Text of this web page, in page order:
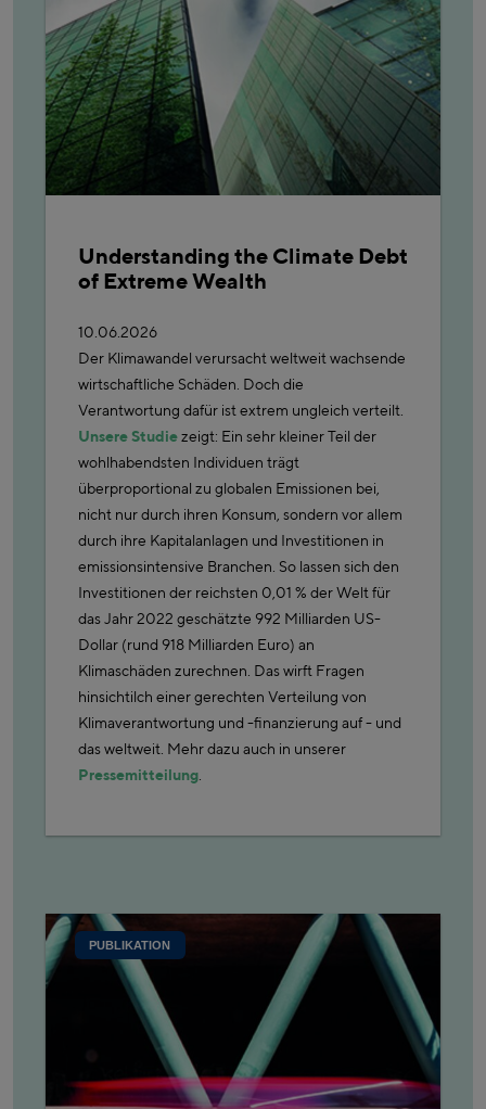
Understanding the Climate Debt
of Extreme Wealth
10.06.2026
Der Klimawandel verursacht weltweit wachsende
wirtschaftliche Schäden. Doch die
Verantwortung dafür ist extrem ungleich verteilt.
Unsere Studiezeigt: Ein sehr kleiner Teil der
wohlhabendsten Individuen trägt
überproportional zu globalen Emissionen bei,
nicht nur durch ihren Konsum, sondern vor allem
durch ihre Kapitalanlagen und Investitionen in
emissionsintensive Branchen. So lassen sich den
Investitionen der reichsten 0,01 % der Welt für
das Jahr 2022 geschätzte 992 Milliarden US-
Dollar (rund 918 Milliarden Euro) an
Klimaschäden zurechnen. Das wirft Fragen
hinsichtilch einer gerechten Verteilung von
Klimaverantwortung und -finanzierung auf - und
das weltweit. Mehr dazu auch in unserer
Pressemitteilung.
PUBLIKATION